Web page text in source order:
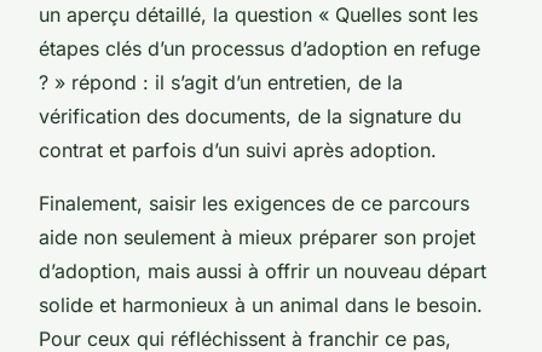
un aperçu détaillé, la question « Quelles sont les
étapes clés d’un processus d’adoption en refuge
? » répond : il s’agit d’un entretien, de la
vérification des documents, de la signature du
contrat et parfois d’un suivi après adoption.
Finalement, saisir les exigences de ce parcours
aide non seulement à mieux préparer son projet
d’adoption, mais aussi à offrir un nouveau départ
solide et harmonieux à un animal dans le besoin.
Pour ceux qui réfléchissent à franchir ce pas,